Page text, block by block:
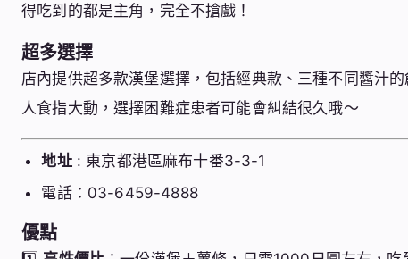
得吃到的都是主角，完全不搶戲！
超多選擇
店內提供超多款漢堡選擇，包括經典款、三種不同醬汁
人食指大動，選擇困難症患者可能會糾結很久哦～
地址: 東京都港區麻布十番3-3-1
電話：03-6459-4888
優點